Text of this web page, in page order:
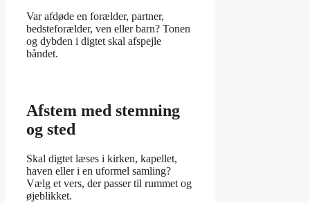
Var afdøde en forælder, partner,
bedsteforælder, ven eller barn? Tonen
og dybden i digtet skal afspejle
båndet.
Afstem med stemning
og sted
Skal digtet læses i kirken, kapellet,
haven eller i en uformel samling?
Vælg et vers, der passer til rummet og
øjeblikket.